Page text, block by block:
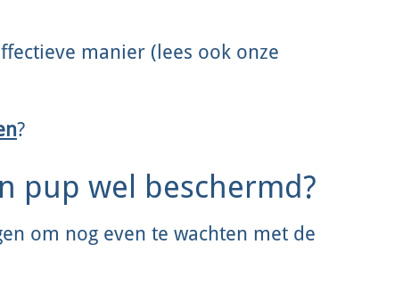
manier (lees ook onze
?
pup wel beschermd?
om nog even te wachten met de